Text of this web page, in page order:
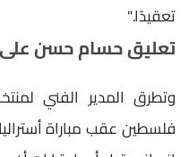
تعقيدًا."
تعليق حسام حسن
وتطرق المدير الفني
فلسطين عقب مباراة